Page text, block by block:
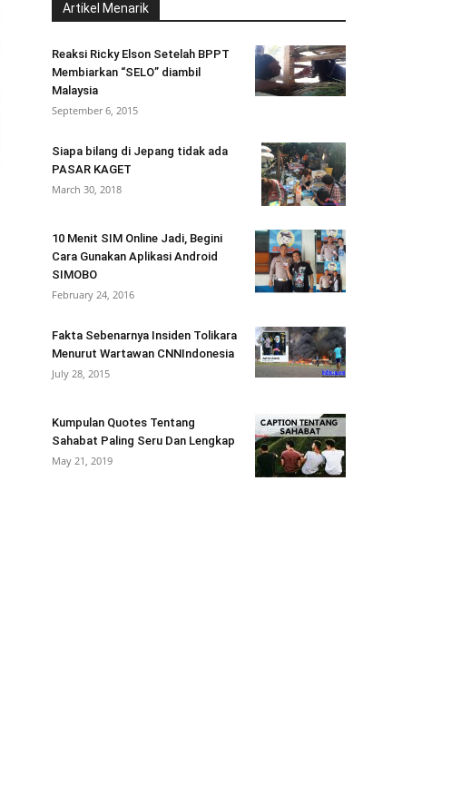
Artikel Menarik
Reaksi Ricky Elson Setelah BPPT
Membiarkan “SELO” diambil
Malaysia
September 6, 2015
Siapa bilang di Jepang tidak ada
PASAR KAGET
March 30, 2018
10 Menit SIM Online Jadi, Begini
Cara Gunakan Aplikasi Android
SIMOBO
February 24, 2016
Fakta Sebenarnya Insiden Tolikara
Menurut Wartawan CNNIndonesia
July 28, 2015
Kumpulan Quotes Tentang
Sahabat Paling Seru Dan Lengkap
May 21, 2019